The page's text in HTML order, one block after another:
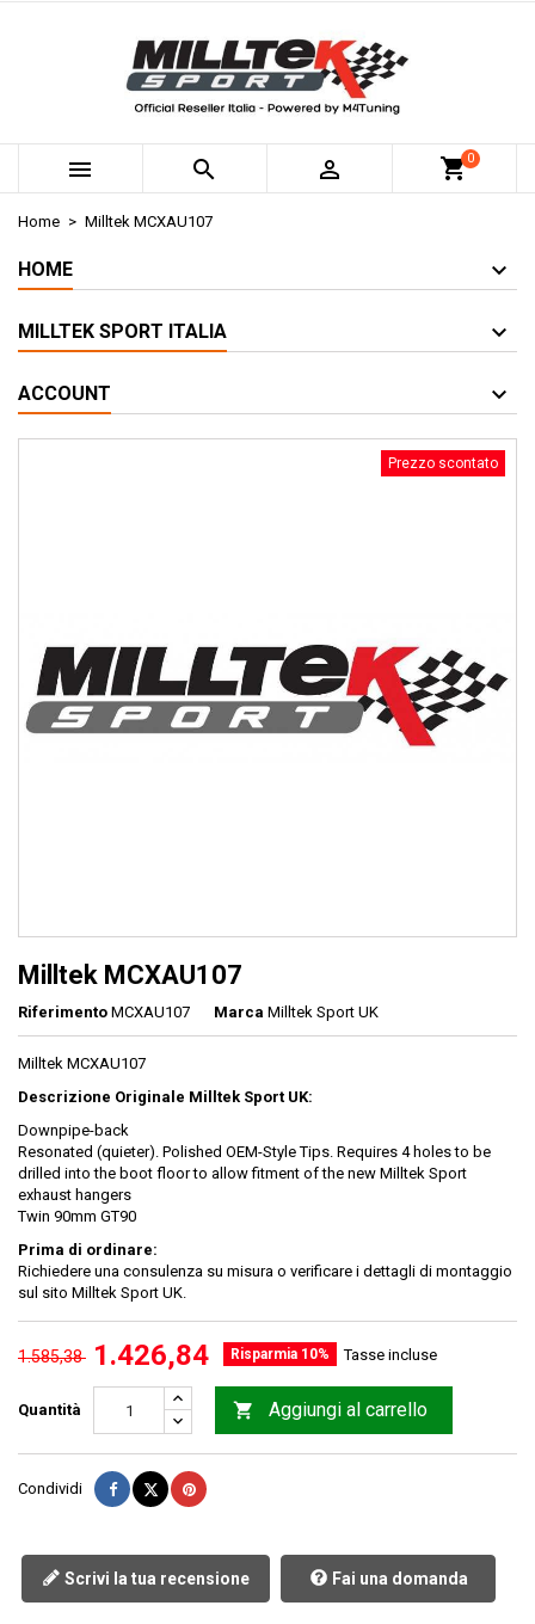
   0
Home Milltek MCXAU107
HOME
MILLTEK SPORT ITALIA
ACCOUNT
Prezzo scontato
Milltek MCXAU107
Riferimento MCXAU107 Marca Milltek Sport UK
Milltek MCXAU107
Descrizione Originale Milltek Sport UK:
Downpipe-back
Resonated (quieter). Polished OEM-Style Tips. Requires 4 holes to be
drilled into the boot floor to allow fitment of the new Milltek Sport
exhaust hangers
Twin 90mm GT90
Prima di ordinare:
Richiedere una consulenza su misura o verificare i dettagli di montaggio
sul sito Milltek Sport UK.
1.585,38 1.426,84 Risparmia 10% Tasse incluse
Quantità  Aggiungi al carrello
Condividi CondividiTwittaPinterest
Scrivi la tua recensione Fai una domanda